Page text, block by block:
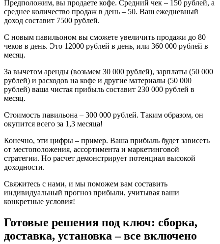
Предположим, вы продаете кофе. Средний чек – 150 рублей, а
среднее количество продаж в день – 50. Ваш ежедневный
доход составит 7500 рублей.
С новым павильоном вы сможете увеличить продажи до 80
чеков в день. Это 12000 рублей в день, или 360 000 рублей в
месяц.
За вычетом аренды (возьмем 30 000 рублей), зарплаты (50 000
рублей) и расходов на кофе и другие материалы (50 000
рублей) ваша чистая прибыль составит 230 000 рублей в
месяц.
Стоимость павильона – 300 000 рублей. Таким образом, он
окупится всего за 1,3 месяца!
Конечно, эти цифры – пример. Ваша прибыль будет зависеть
от местоположения, ассортимента и маркетинговой
стратегии. Но расчет демонстрирует потенциал высокой
доходности.
Свяжитесь с нами, и мы поможем вам составить
индивидуальный прогноз прибыли, учитывая ваши
конкретные условия!
Готовые решения под ключ: сборка,
доставка, установка – все включено